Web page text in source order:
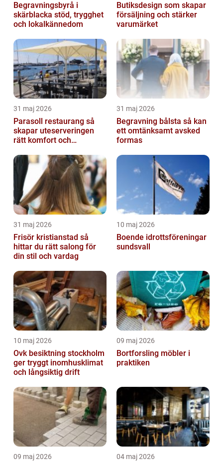
Begravningsbyrå i
skärblacka stöd, trygghet
och lokalkännedom
Butiksdesign som skapar
försäljning och stärker
varumärket
31 maj 2026
Parasoll restaurang så
skapar uteserveringen
rätt komfort och
31 maj 2026
Begravning bålsta så kan
ett omtänksamt avsked
formas
31 maj 2026
Frisör kristianstad så
hittar du rätt salong för
din stil och vardag
10 maj 2026
Boende idrottsföreningar
sundsvall
10 maj 2026
Ovk besiktning stockholm
ger tryggt inomhusklimat
och långsiktig drift
09 maj 2026
Bortforsling möbler i
praktiken
09 maj 2026 04 maj 2026